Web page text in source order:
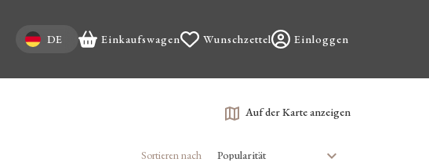
Select your language
DE Einkaufswagen Wunschzettel Einloggen
Auf der Karte anzeigen
Sortieren nach